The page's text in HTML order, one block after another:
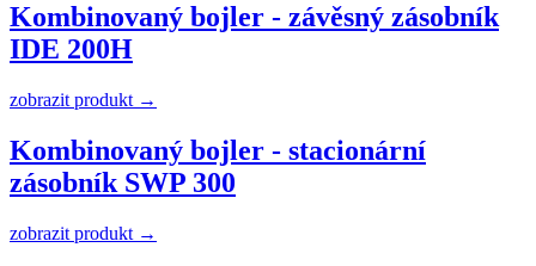
Kombinovaný bojler - závěsný zásobník
IDE 200H
zobrazit produkt →
Kombinovaný bojler - stacionární
zásobník SWP 300
zobrazit produkt →